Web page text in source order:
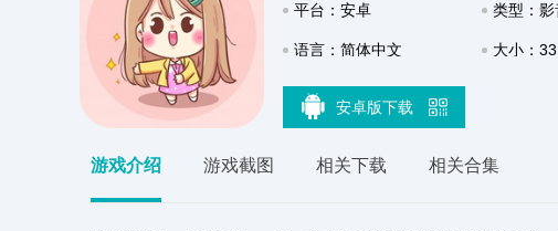
平台：安卓 类型：
语言：简体中文 大小：
安卓版下载
游戏介绍 游戏截图 相关下载 相关合集